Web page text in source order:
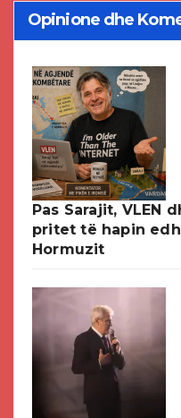
Opinione dhe
Pas Sarajit, VLEN
pritet të hapin
Hormuzit